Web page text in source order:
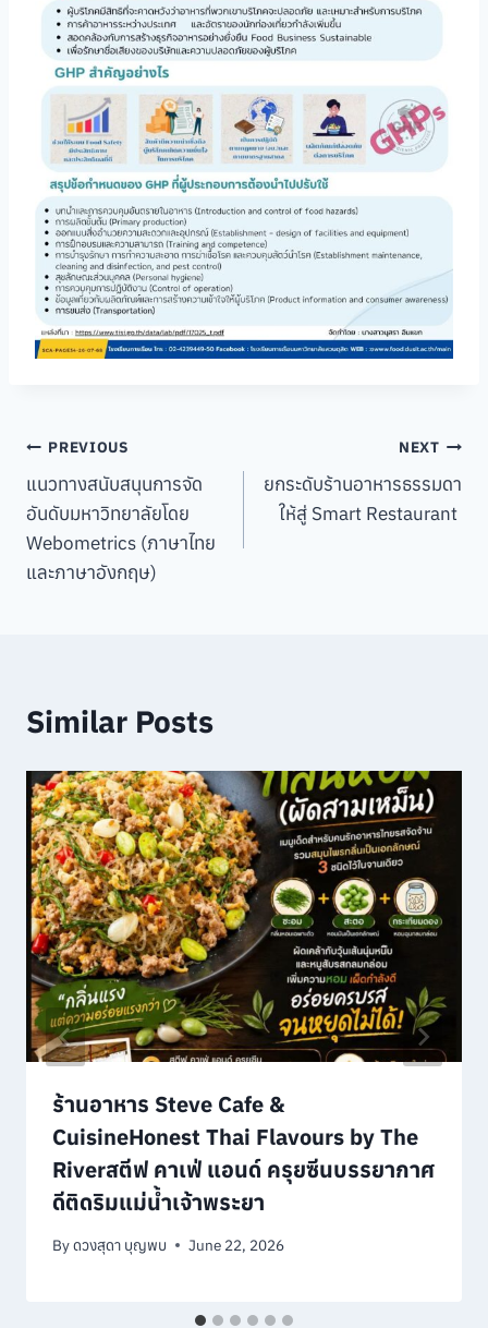
Post
navigation
PREVIOUS
แนวทางสนับสนุนการจัด
อันดับมหาวิทยาลัยโดย
Webometrics (ภาษาไทย
และภาษาอังกฤษ)
NEXT
ยกระดับร้านอาหารธรรมดา
ให้สู่ Smart Restaurant
Similar Posts
ร้านอาหาร Steve Cafe &
CuisineHonest Thai Flavours by The
Riverสตีฟ คาเฟ่ แอนด์ ครุยซีนบรรยากาศ
ดีติดริมแม่น้ำเจ้าพระยา
Byดวงสุดา บุญพบ June 22, 2026